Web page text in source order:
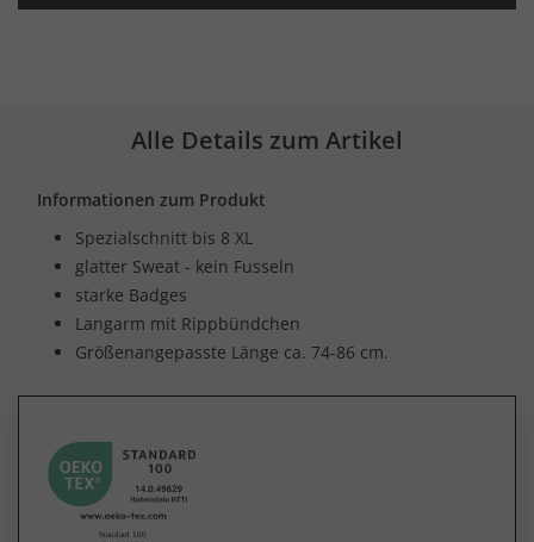
Alle Details zum Artikel
Informationen zum Produkt
Spezialschnitt bis 8 XL
glatter Sweat - kein Fusseln
starke Badges
Langarm mit Rippbündchen
Größenangepasste Länge ca. 74-86 cm.